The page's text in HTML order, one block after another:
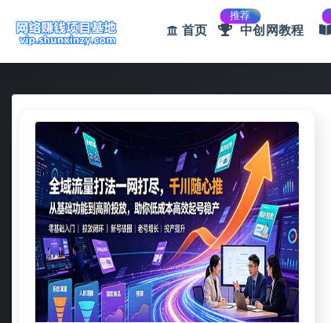
首页
推荐
中创网教程